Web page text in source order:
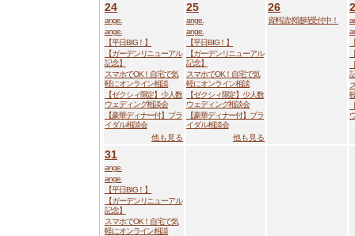
24
ange.
ange.
【平日BIG！】
【ガーデンリニューアル
記念】
スマホでOK！自宅で気
軽にオンライン相談
【ゼクシィ限定】少人数
ウェディング相談会
【豪華ディナー付】ブラ
イダル相談会
他も見る
25
ange.
ange.
【平日BIG！】
【ガーデンリニューアル
記念】
スマホでOK！自宅で気
軽にオンライン相談
【ゼクシィ限定】少人数
ウェディング相談会
【豪華ディナー付】ブラ
イダル相談会
他も見る
26
資料請求随時受付中！
31
ange.
ange.
【平日BIG！】
【ガーデンリニューアル
記念】
スマホでOK！自宅で気
軽にオンライン相談